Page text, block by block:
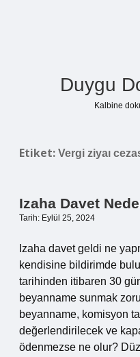
Duygu
Kalbine
Etiket: Vergi ziyaı
Izaha Davet
Tarih: Eylül 25, 2024
Izaha davet geldi ne
kendisine bildirimde
tarihinden itibaren 30
beyanname sunmak
beyanname, komisyon
değerlendirilecek ve
ödenmezse ne olur?